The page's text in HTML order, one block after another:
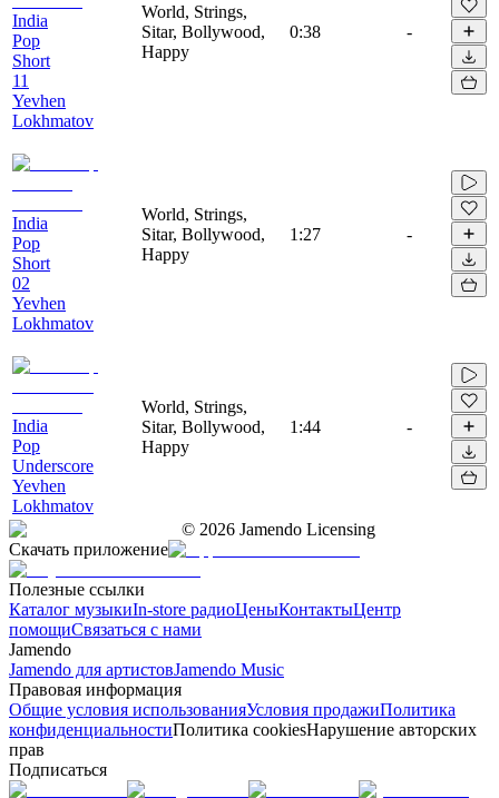
India
Pop
Short
11
Yevhen
Lokhmatov
World, Strings,
Sitar, Bollywood,
Happy
0:38 -
India
Pop
Short
02
Yevhen
Lokhmatov
World, Strings,
Sitar, Bollywood,
Happy
1:27 -
India
Pop
Underscore
Yevhen
Lokhmatov
World, Strings,
Sitar, Bollywood,
Happy
1:44 -
© 2026 Jamendo Licensing
Скачать приложение
Полезные ссылки
Каталог музыкиIn-store радиоЦеныКонтактыЦентр
помощиСвязаться с нами
Jamendo
Jamendo для артистовJamendo Music
Правовая информация
Общие условия использованияУсловия продажиПолитика
конфиденциальностиПолитика cookiesНарушение авторских
прав
Подписаться